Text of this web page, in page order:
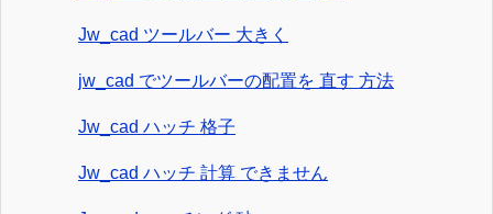
Jw_cad ツールバー 大きく
jw_cad でツールバーの配置を 直す 方法
Jw_cad ハッチ 格子
Jw_cad ハッチ 計算 できません